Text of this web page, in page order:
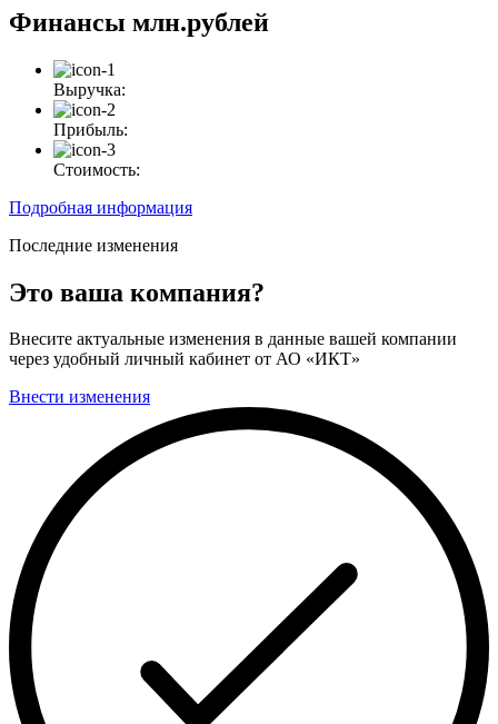
Финансы млн.рублей
Выручка:
Прибыль:
Стоимость:
Подробная информация
Последние изменения
Это ваша компания?
Внесите актуальные изменения в данные вашей компании
через удобный личный кабинет от АО «ИКТ»
Внести изменения